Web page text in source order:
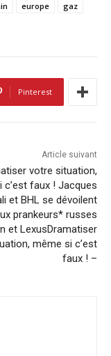
europe
gaz
Pinterest
Article suivant
votre situation,
c’est faux ! Jacques
et BHL se dévoilent
prankeurs* russes
et LexusDramatiser
même si c’est
faux ! –